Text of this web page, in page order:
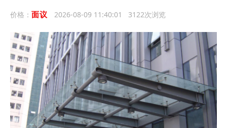
价格： 面议 2026-08-09 11:40:01 3122次浏览